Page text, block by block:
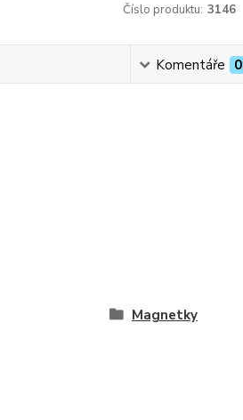
Číslo produktu: 3146
Komentáře 0
Magnetky